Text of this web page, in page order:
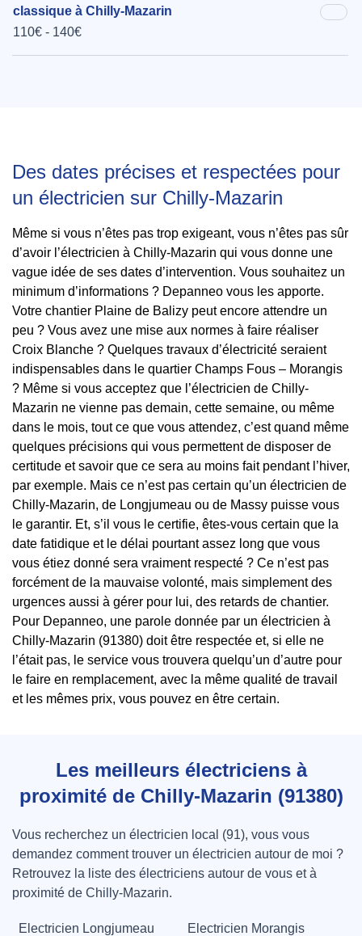
classique à Chilly-Mazarin
110€ - 140€
Des dates précises et respectées pour
un électricien sur Chilly-Mazarin
Même si vous n’êtes pas trop exigeant, vous n’êtes pas sûr
d’avoir l’électricien à Chilly-Mazarin qui vous donne une
vague idée de ses dates d’intervention. Vous souhaitez un
minimum d’informations ? Depanneo vous les apporte.
Votre chantier Plaine de Balizy peut encore attendre un
peu ? Vous avez une mise aux normes à faire réaliser
Croix Blanche ? Quelques travaux d’électricité seraient
indispensables dans le quartier Champs Fous – Morangis
? Même si vous acceptez que l’électricien de Chilly-
Mazarin ne vienne pas demain, cette semaine, ou même
dans le mois, tout ce que vous attendez, c’est quand même
quelques précisions qui vous permettent de disposer de
certitude et savoir que ce sera au moins fait pendant l’hiver,
par exemple. Mais ce n’est pas certain qu’un électricien de
Chilly-Mazarin, de Longjumeau ou de Massy puisse vous
le garantir. Et, s’il vous le certifie, êtes-vous certain que la
date fatidique et le délai pourtant assez long que vous
vous étiez donné sera vraiment respecté ? Ce n’est pas
forcément de la mauvaise volonté, mais simplement des
urgences aussi à gérer pour lui, des retards de chantier.
Pour Depanneo, une parole donnée par un électricien à
Chilly-Mazarin (91380) doit être respectée et, si elle ne
l’était pas, le service vous trouvera quelqu’un d’autre pour
le faire en remplacement, avec la même qualité de travail
et les mêmes prix, vous pouvez en être certain.
Les meilleurs électriciens à
proximité de Chilly-Mazarin (91380)
Vous recherchez un électricien local (91), vous vous
demandez comment trouver un électricien autour de moi ?
Retrouvez la liste des électriciens autour de vous et à
proximité de Chilly-Mazarin.
Electricien Longjumeau Electricien Morangis